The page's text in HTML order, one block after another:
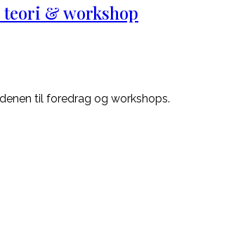
teori & workshop
til foredrag og workshops.